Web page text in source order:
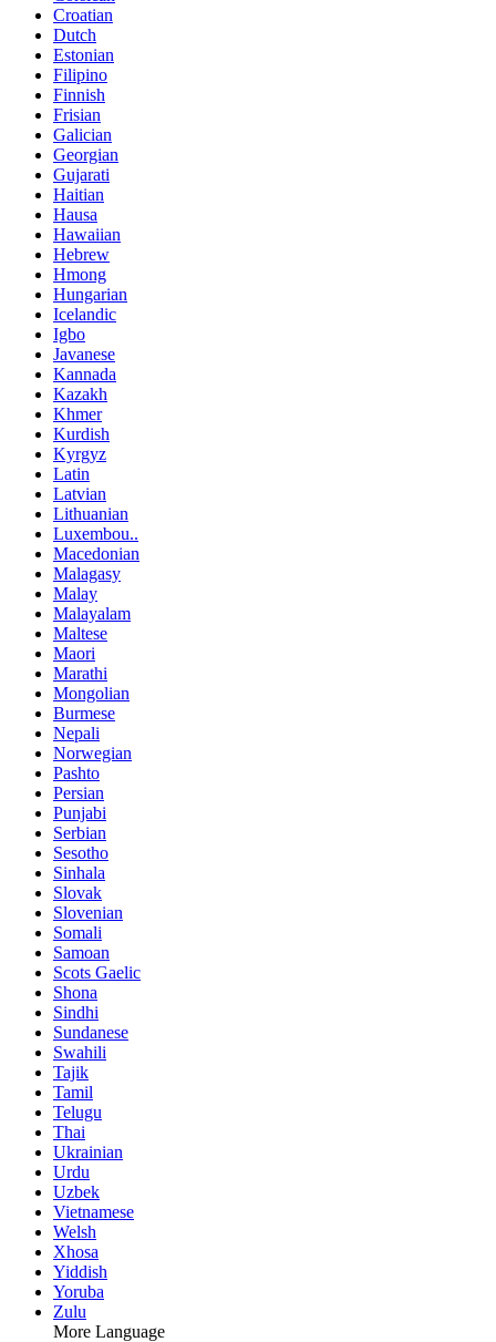
Croatian
Dutch
Estonian
Filipino
Finnish
Frisian
Galician
Georgian
Gujarati
Haitian
Hausa
Hawaiian
Hebrew
Hmong
Hungarian
Icelandic
Igbo
Javanese
Kannada
Kazakh
Khmer
Kurdish
Kyrgyz
Latin
Latvian
Lithuanian
Luxembou..
Macedonian
Malagasy
Malay
Malayalam
Maltese
Maori
Marathi
Mongolian
Burmese
Nepali
Norwegian
Pashto
Persian
Punjabi
Serbian
Sesotho
Sinhala
Slovak
Slovenian
Somali
Samoan
Scots Gaelic
Shona
Sindhi
Sundanese
Swahili
Tajik
Tamil
Telugu
Thai
Ukrainian
Urdu
Uzbek
Vietnamese
Welsh
Xhosa
Yiddish
Yoruba
Zulu
More Language